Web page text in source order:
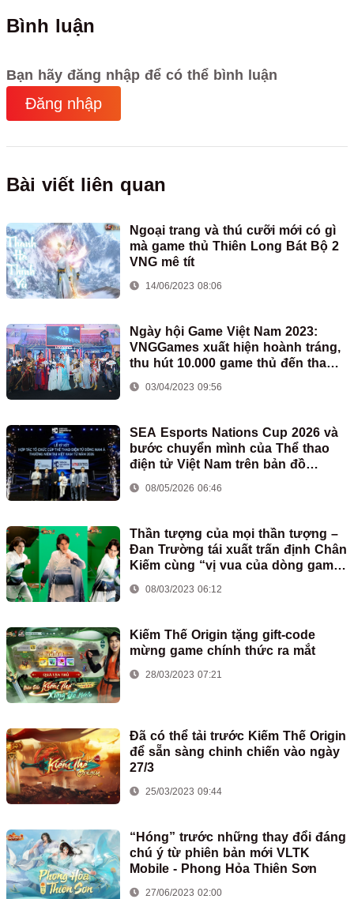
Bình luận
Bạn hãy đăng nhập để có thể bình luận
Đăng nhập
Bài viết liên quan
Ngoại trang và thú cưỡi mới có gì
mà game thủ Thiên Long Bát Bộ 2
VNG mê tít
14/06/2023 08:06
Ngày hội Game Việt Nam 2023:
VNGGames xuất hiện hoành tráng,
thu hút 10.000 game thủ đến tham
dự
03/04/2023 09:56
SEA Esports Nations Cup 2026 và
bước chuyển mình của Thể thao
điện tử Việt Nam trên bản đồ
eSports quốc tế
08/05/2026 06:46
Thần tượng của mọi thần tượng –
Đan Trường tái xuất trấn định Chân
Kiếm cùng “vị vua của dòng game
kiếm hiệp” – Kiếm Thế Origin
08/03/2023 06:12
Kiếm Thế Origin tặng gift-code
mừng game chính thức ra mắt
28/03/2023 07:21
Đã có thể tải trước Kiếm Thế Origin
để sẵn sàng chinh chiến vào ngày
27/3
25/03/2023 09:44
“Hóng” trước những thay đổi đáng
chú ý từ phiên bản mới VLTK
Mobile - Phong Hỏa Thiên Sơn
27/06/2023 02:00